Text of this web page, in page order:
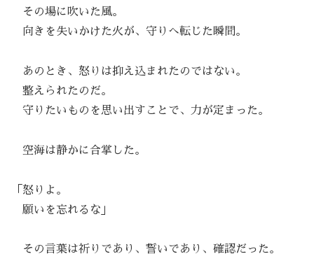
その場に吹いた風。
向きを失いかけた火が、守りへ転じた瞬間。
あのとき、怒りは抑え込まれたのではない。
整えられたのだ。
守りたいものを思い出すことで、力が定まった。
空海は静かに合掌した。
「怒りよ。
願いを忘れるな」
その言葉は祈りであり、誓いであり、確認だった。